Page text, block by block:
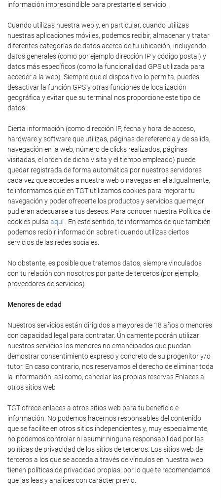
información imprescindible para prestarte el servicio.
Cuando utilizas nuestra web y, en particular, cuando utilizas
nuestras aplicaciones móviles, podemos recibir, almacenar y tratar
diferentes categorías de datos acerca de tu ubicación, incluyendo
datos generales (como por ejemplo dirección IP y código postal) y
datos más específicos (como la funcionalidad GPS utilizada para
acceder a la web). Siempre que el dispositivo lo permita, puedes
desactivar la función GPS y otras funciones de localización
geográfica y evitar que su terminal nos proporcione este tipo de
datos.
Cierta información (como dirección IP, fecha y hora de acceso,
hardware y software que utilizas, páginas de referencia y de salida,
navegación en la web, número de clicks realizados, páginas
visitadas, el orden de dicha visita y el tiempo empleado) puede
quedar registrada de forma automática por nuestros servidores
cada vez que accedes a nuestra web o navegas en ella.Igualmente,
te informamos que en TGT utilizamos cookies para mejorar tu
navegación y poder ofrecerte los productos y servicios que mejor
pudieran adecuarse a tus deseos. Para conocer nuestra Política de
cookies pulsa aquí . En este sentido, te informamos de que también
podemos recibir información sobre ti cuando utilizas ciertos
servicios de las redes sociales.
No obstante, es posible que tratemos datos, siempre vinculados
con tu relación con nosotros por parte de terceros (por ejemplo,
proveedores de servicios).
Menores de edad
Nuestros servicios están dirigidos a mayores de 18 años o menores
con capacidad legal para contratar. Únicamente podrán utilizar
nuestros servicios los menores no emancipados que puedan
demostrar consentimiento expreso y concreto de su progenitor y/o
tutor. En caso contrario, nos reservamos el derecho de eliminar toda
la información, así como, cancelar las propias reservas.Enlaces a
otros sitios web
TGT ofrece enlaces a otros sitios web para tu beneficio e
información. No podemos hacernos responsables del contenido
que se facilite en otros sitios independientes y, muy especialmente,
no podemos controlar ni asumir ninguna responsabilidad por las
políticas de privacidad de los sitios de terceros. Los sitios web de
terceros a los que se acceda a través de vínculos en nuestra web
tienen políticas de privacidad propias, por lo que te recomendamos
que las leas y analices con carácter previo.